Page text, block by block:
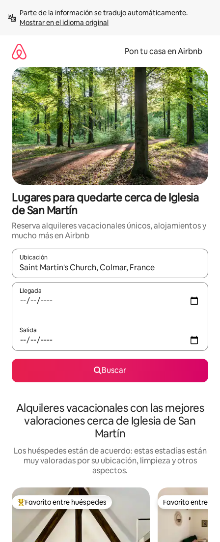
contenidoMostrar en el idioma original
Pon tu casa en Airbnb
Lugares para quedarte cerca de Iglesia
de San Martín
Reserva alquileres vacacionales únicos, alojamientos y
mucho más en Airbnb
Ubicación
Cuando los resultados estén disponibles, navega con las
Llegada
Salida
Buscar
Alquileres vacacionales con las mejores
valoraciones cerca de Iglesia de San
Martín
Los huéspedes están de acuerdo: estas estadías están
muy valoradas por su ubicación, limpieza y otros
aspectos.
Favorito entre huéspedes preferido
Favorito entre huéspedes Favorito entre
Favorito entre